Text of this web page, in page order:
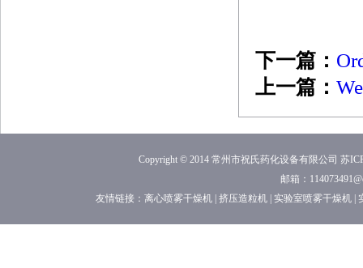
下一篇：
上一篇：
Copyright © 2014 常州市祝氏药化设备有限公司 苏
邮箱：
友情链接： 离心喷雾干燥机 挤压造粒机 实验室喷雾干燥机